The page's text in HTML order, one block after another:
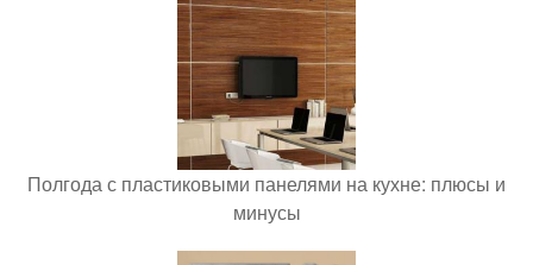
Полгода с пластиковыми панелями на кухне: плюсы и
минусы